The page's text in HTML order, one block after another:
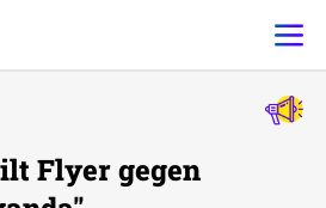
Flyer gegen